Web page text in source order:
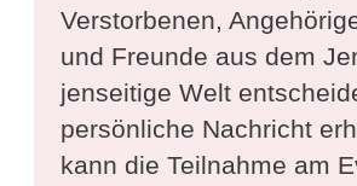
Verstorbenen,
und Freunde aus dem
jenseitige Welt
persönliche Nachricht
kann die Teilnahme am